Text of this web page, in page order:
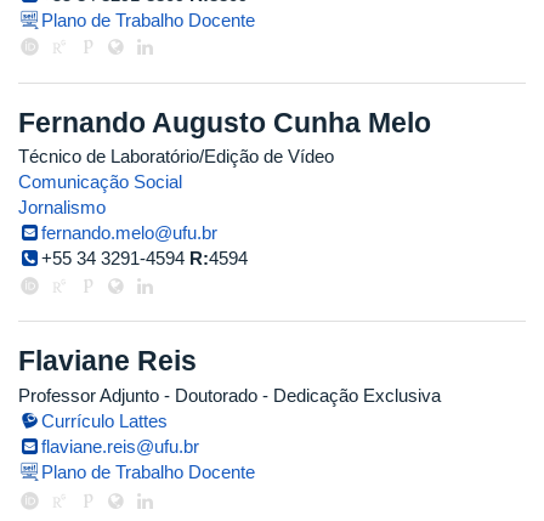
Plano de Trabalho Docente
Fernando Augusto Cunha Melo
Técnico de Laboratório/Edição de Vídeo
Comunicação Social
Jornalismo
fernando.melo@ufu.br
+55 34 3291-4594 R:4594
Flaviane Reis
Professor Adjunto - Doutorado - Dedicação Exclusiva
Currículo Lattes
flaviane.reis@ufu.br
Plano de Trabalho Docente